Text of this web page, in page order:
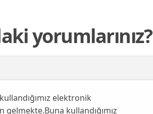
yorumlarınız?
elektronik
gelmekte.Buna kullandığımız